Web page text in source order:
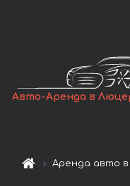
Авто-Аренда в
Аренда авто